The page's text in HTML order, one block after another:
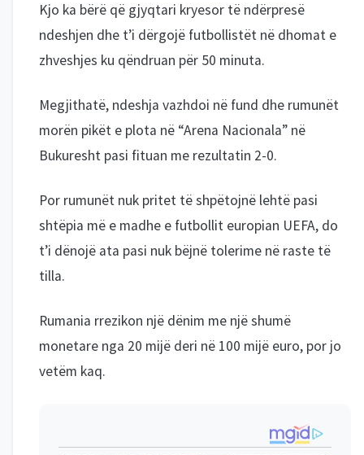
Kjo ka bërë që gjyqtari kryesor të ndërpresë
ndeshjen dhe t’i dërgojë futbollistët në dhomat e
zhveshjes ku qëndruan për 50 minuta.
Megjithatë, ndeshja vazhdoi në fund dhe rumunët
morën pikët e plota në “Arena Nacionala” në
Bukuresht pasi fituan me rezultatin 2-0.
Por rumunët nuk pritet të shpëtojnë lehtë pasi
shtëpia më e madhe e futbollit europian UEFA, do
t’i dënojë ata pasi nuk bëjnë tolerime në raste të
tilla.
Rumania rrezikon një dënim me një shumë
monetare nga 20 mijë deri në 100 mijë euro, por jo
vetëm kaq.